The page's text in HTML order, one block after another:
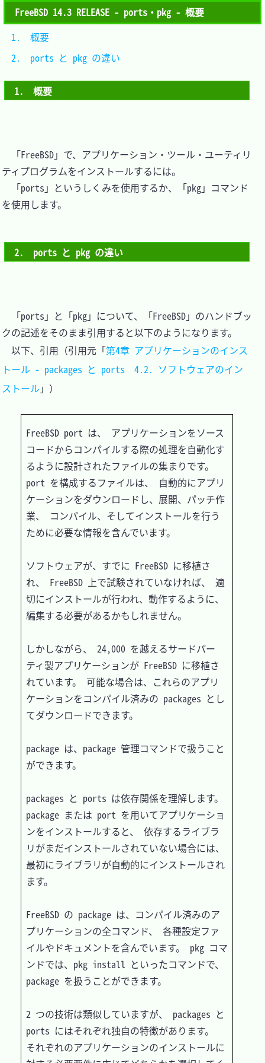
FreeBSD 14.3 RELEASE - ports・pkg - 概要
1.　概要
「FreeBSD」で、アプリケーション・ツール・ユーティリ
ティプログラムをインストールするには。
「ports」というしくみを使用するか、「pkg」コマンド
を使用します。
2.　ports と pkg の違い
「ports」と「pkg」について、「FreeBSD」のハンドブッ
クの記述をそのまま引用すると以下のようになります。
以下、引用（引用元「第4章 アプリケーションのインス
トール - packages と ports  4.2. ソフトウェアのイン
ストール 」）
FreeBSD port は、 アプリケーションをソース
コードからコンパイルする際の処理を自動化す
るように設計されたファイルの集まりです。
port を構成するファイルは、 自動的にアプリ
ケーションをダウンロードし、展開、パッチ作
業、 コンパイル、そしてインストールを行う
ために必要な情報を含んでいます。
ソフトウェアが、すでに FreeBSD に移植さ
れ、 FreeBSD 上で試験されていなければ、 適
切にインストールが行われ、動作するように、
編集する必要があるかもしれません。
しかしながら、 24,000 を越えるサードパー
ティ製アプリケーションが FreeBSD に移植さ
れています。 可能な場合は、これらのアプリ
ケーションをコンパイル済みの packages とし
てダウンロードできます。
package は、package 管理コマンドで扱うこと
ができます。
packages と ports は依存関係を理解します。
package または port を用いてアプリケーショ
ンをインストールすると、 依存するライブラ
リがまだインストールされていない場合には、
最初にライブラリが自動的にインストールされ
ます。
FreeBSD の package は、コンパイル済みのア
プリケーションの全コマンド、 各種設定ファ
イルやドキュメントを含んでいます。 pkg コマ
ンドでは、pkg install といったコマンドで、
package を扱うことができます。
2 つの技術は類似していますが、 packages と
ports にはそれぞれ独自の特徴があります。
それぞれのアプリケーションのインストールに